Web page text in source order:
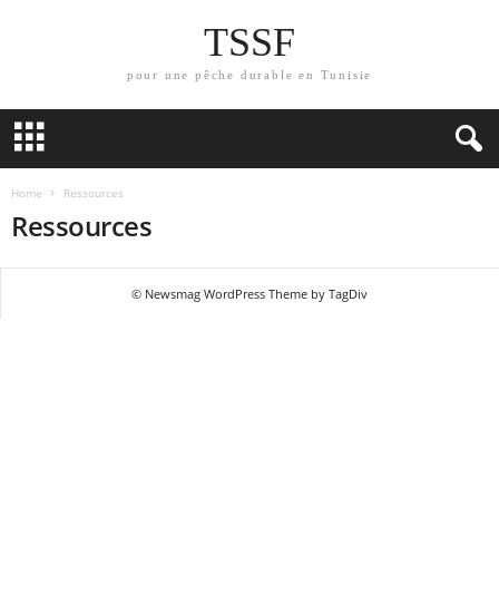
TSSF
pour une pêche durable en Tunisie
Home Ressources
Ressources
© Newsmag WordPress Theme by TagDiv